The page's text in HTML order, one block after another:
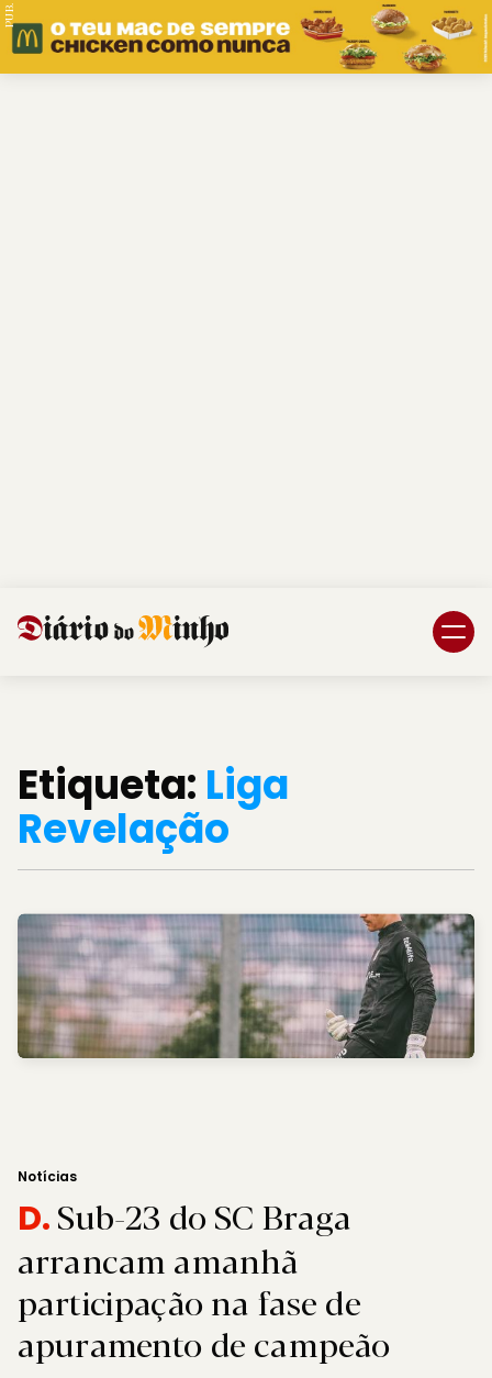
PUB.
Etiqueta: Liga
Revelação
Notícias
D.Sub-23 do SC Braga
arrancam amanhã
participação na fase de
apuramento de campeão